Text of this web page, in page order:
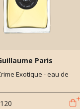
Paris
Exotique - eau de